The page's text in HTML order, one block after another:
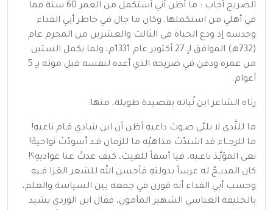
الضريح أجاب : ما أظن أني أستكمل من العمر 60 سنة فما
في أهلي من استكملها, وكان ما جال في خاطر أبي الفداء
وحدسه إذ ودع الحياة في الثالث والعشرين من المحرم عام
(732هـ) الموافق لـٍ 27 أكتوبر عام 1331م، ولما يكمل الستين
من عمره ودفن في ضريحه الذي أعده لنفسه قبل موته بـٍ 5
أعوام.
رثاه الشاعر ابن نُباته بقصيدة طويلة، منها:
ما للنَّدى لا يلبّي صـوتَ داعيهِ أظن أن ابن شادي قـام ناعيهِ!
ما للرجــاء قد اشتدّتْ مذاهبُه ما للزمان قـد أسودّتْ نواحيهْ!
نعى المؤيَّـدَ ناعـيه، فيا أسفاً للغيث، كيف غدتْ عنا غواديهِ؟!
كان المديــحُ له عرساً بدولتهِ فأحسن الله للشعر العَزا فـيهِ
وحسب أبي الفداء أنه قورن في جمعه بين السياسة والعلم،
بالخليفة العباسي الشهير المأمون، فقال ابن الوردي يشيد